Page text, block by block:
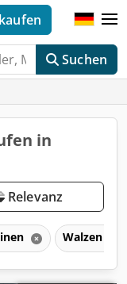
Suchen
in
Relevanz
Walzen für